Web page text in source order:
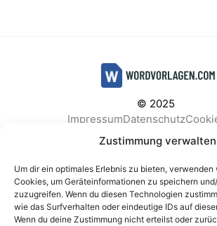
Zustimmung verwalten
Um dir ein optimales Erlebnis zu bieten,
Cookies, um Geräteinformationen zu speichern
zuzugreifen. Wenn du diesen Technologien
wie das Surfverhalten oder eindeutige IDs auf
Wenn du deine Zustimmung nicht erteilst oder
© 2025
ImpressumDatenschutz
Facebook
Instagram
BELIEBTE KATEGORIEN